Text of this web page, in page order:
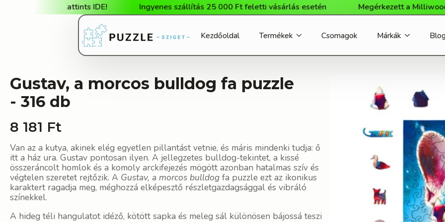
Kattints IDE! Ingyenes szállítás 25 000 Ft feletti vásárlás esetén Megérkezett a Milliwood márka
Kezdőoldal Termékek Csomagok Márkák
Gustav, a morcos bulldog fa puzzle
- 316 db
8 181 Ft
Van az a kutya, akinek elég egyetlen pillantást vetnie, és máris mindenki tudja: ő
itt a ház ura. Gustav pontosan ilyen. A jellegzetes bulldog-tekintet, a kissé
összeráncolt homlok és a komoly arckifejezés mögött azonban hatalmas szív és
végtelen szeretet rejtőzik. A Gustav, a morcos bulldog fa puzzle ezt az ikonikus
karaktert ragadja meg, méghozzá elképesztő részletgazdagsággal és vibráló
színekkel.
A hideg téli hangulatot idéző, kötött sapka és meleg sál különösen bájossá teszi